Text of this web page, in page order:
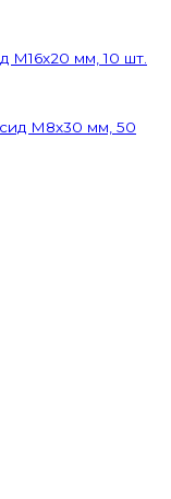
M16x20 мм, 10 шт.